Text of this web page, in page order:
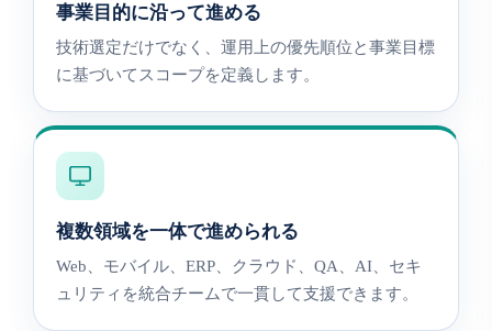
事業目的に沿って進める
技術選定だけでなく、運用上の優先順位と事業目標
に基づいてスコープを定義します。
複数領域を一体で進められる
Web、モバイル、ERP、クラウド、QA、AI、セキ
ュリティを統合チームで一貫して支援できます。